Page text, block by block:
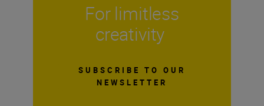
For limitless
creativity
SUBSCRIBE TO OUR
NEWSLETTER